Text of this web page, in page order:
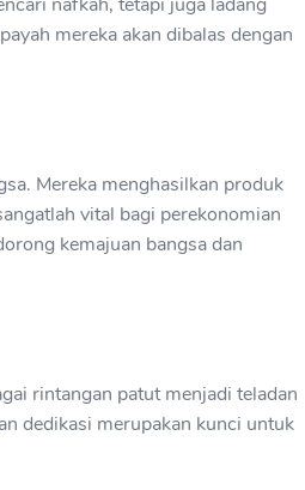
mereka akan dibalas dengan
Mereka menghasilkan produk
vital bagi perekonomian
kemajuan bangsa dan
rintangan patut menjadi teladan
dedikasi merupakan kunci untuk